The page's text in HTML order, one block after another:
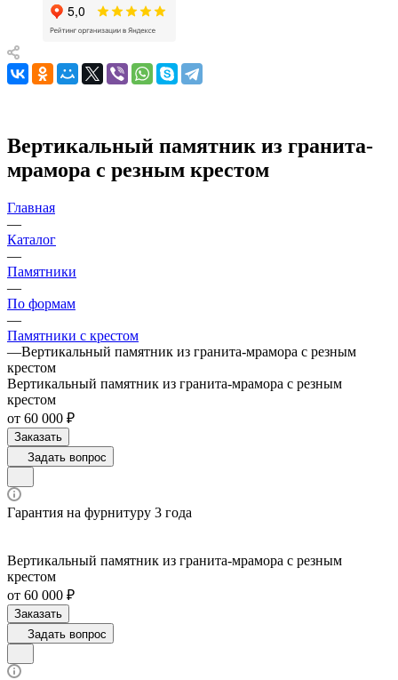
Вертикальный памятник из гранита-
мрамора с резным крестом
Главная
—
Каталог
—
Памятники
—
По формам
—
Памятники с крестом
—Вертикальный памятник из гранита-мрамора с резным
крестом
Вертикальный памятник из гранита-мрамора с резным
крестом
от 60 000 ₽
Заказать
Задать вопрос
Гарантия на фурнитуру 3 года
Вертикальный памятник из гранита-мрамора с резным
крестом
от 60 000 ₽
Заказать
Задать вопрос